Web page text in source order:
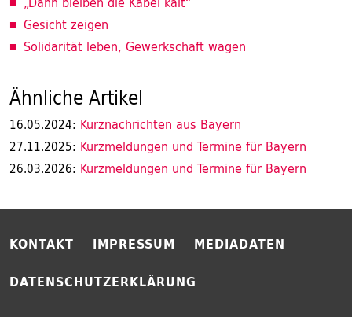
Gesicht zeigen
Solidarität leben, Gewerkschaft wagen
Ähnliche Artikel
16.05.2024: Kurznachrichten aus Bayern
27.11.2025: Kurzmeldungen und Termine für Bayern
26.03.2026: Kurzmeldungen und Termine für Bayern
KONTAKT IMPRESSUM
MEDIADATEN
DATENSCHUTZERKLÄRUNG